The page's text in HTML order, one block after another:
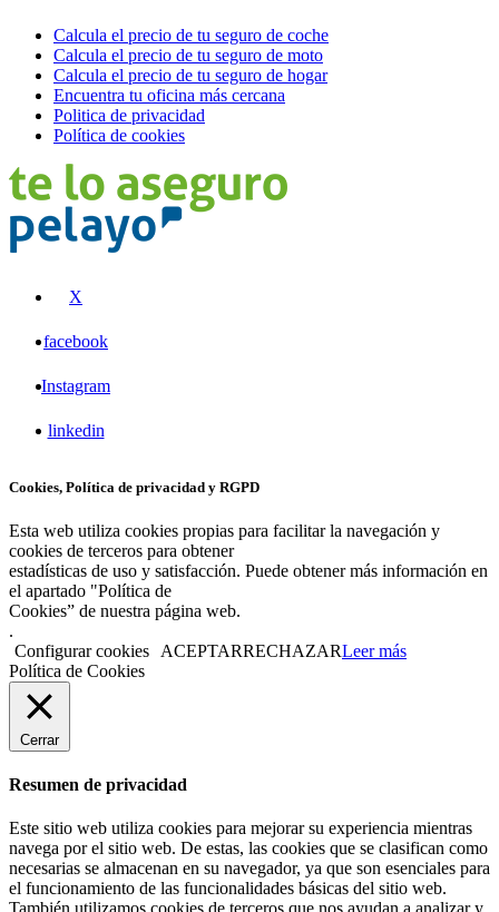
Calcula el precio de tu seguro de coche
Calcula el precio de tu seguro de moto
Calcula el precio de tu seguro de hogar
Encuentra tu oficina más cercana
Politica de privacidad
Política de cookies
X
facebook
Instagram
linkedin
Cookies, Política de privacidad y RGPD
Esta web utiliza cookies propias para facilitar la navegación y
cookies de terceros para obtener
estadísticas de uso y satisfacción. Puede obtener más información en
el apartado "Política de
Cookies” de nuestra página web.
.
Configurar cookies
ACEPTARRECHAZARLeer más
Política de Cookies
Cerrar
Resumen de privacidad
Este sitio web utiliza cookies para mejorar su experiencia mientras
navega por el sitio web. De estas, las cookies que se clasifican como
necesarias se almacenan en su navegador, ya que son esenciales para
el funcionamiento de las funcionalidades básicas del sitio web.